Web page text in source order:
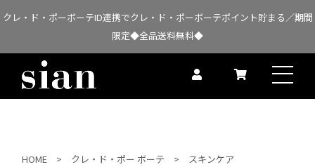
クレ・ド・ポーボーテID連携でクレ・ド・ポーボーテポイント貯まる／期間
限定◆全品送料無料◆
HOME クレ・ド・ポー ボーテ
スキンケア